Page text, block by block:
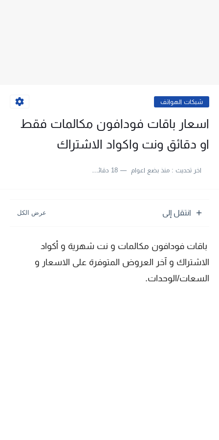
شبكات الهواتف
اسعار باقات فودافون مكالمات فقط
او دقائق ونت واكواد الاشتراك
اخر تحديث :منذ بضع اعوام 18 دقائق للقراءة
انتقل إلى
باقات فودافون مكالمات و نت شهرية و أكواد
الاشتراك و آخر العروض المتوفرة على الاسعار و
السعات/الوحدات.